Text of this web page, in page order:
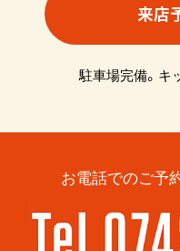
来店
駐車場完備。キ
お電話でのご予